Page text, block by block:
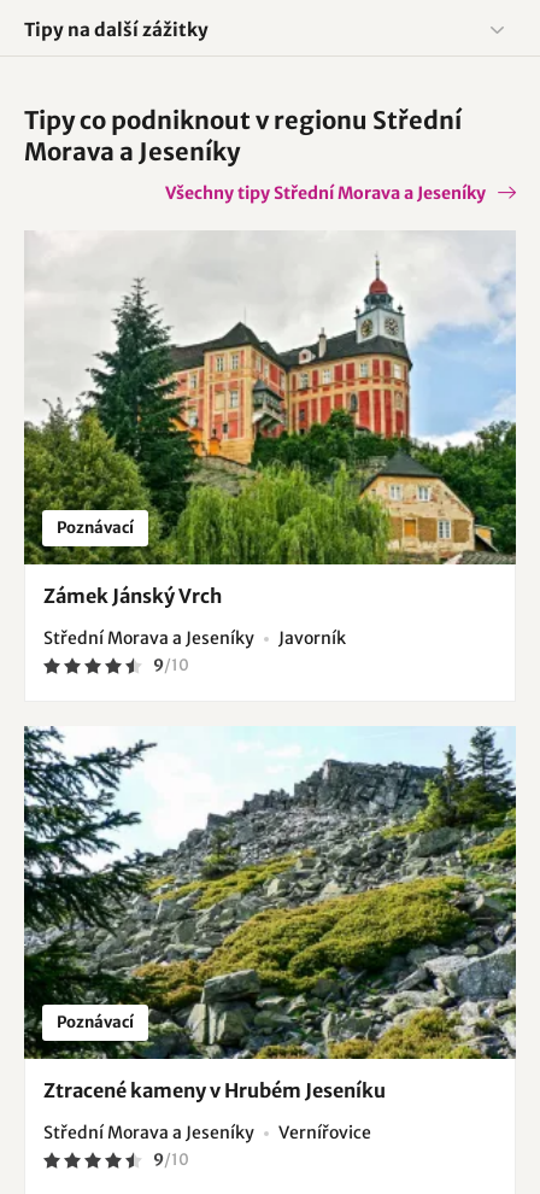
Tipy na další zážitky
Tipy co podniknout v regionu Střední
Morava a Jeseníky
Všechny tipy Střední Morava a Jeseníky
Poznávací
Zámek Jánský Vrch
Střední Morava a Jeseníky Javorník
9/10
Poznávací
Ztracené kameny v Hrubém Jeseníku
Střední Morava a Jeseníky Vernířovice
9/10